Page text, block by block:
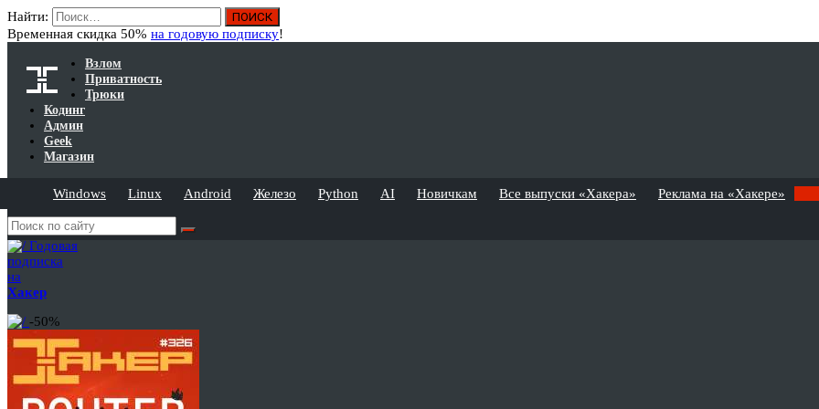
Найти:
Временная скидка 50% на годовую подписку!
Взлом
Приватность
Трюки
Кодинг
Админ
Geek
Магазин
Windows Linux Android Железо Python AI Новичкам Все выпуски «Хакера» Реклама на «Хакере»
Годовая
подписка
на
Хакер
-50%